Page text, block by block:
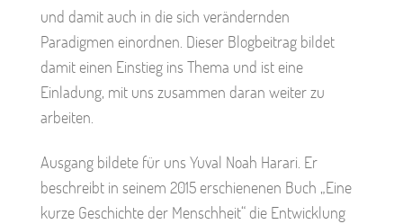
und damit auch in die sich verändernden
Paradigmen einordnen. Dieser Blogbeitrag bildet
damit einen Einstieg ins Thema und ist eine
Einladung, mit uns zusammen daran weiter zu
arbeiten.
Ausgang bildete für uns Yuval Noah Harari. Er
beschreibt in seinem 2015 erschienenen Buch „Eine
kurze Geschichte der Menschheit“ die Entwicklung